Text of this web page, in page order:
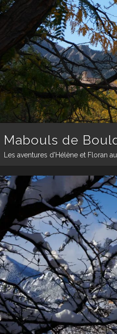
Mabouls de
Les aventures d'Hélène et Floran